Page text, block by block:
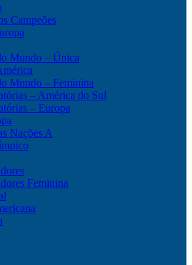
Campeões
Mundo – Única
Mundo – Feminina
– América do Sul
– Europa
Nações A
Feminina